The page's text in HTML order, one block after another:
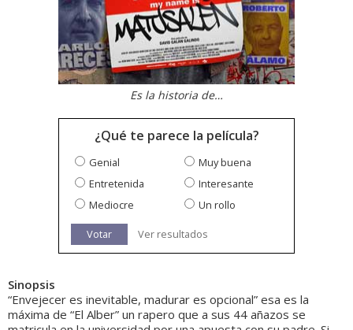
Es la historia de…
¿Qué te parece la película?
Genial
Muy buena
Entretenida
Interesante
Mediocre
Un rollo
Votar Ver resultados
Sinopsis
“Envejecer es inevitable, madurar es opcional” esa es la
máxima de “El Alber” un rapero que a sus 44 añazos se